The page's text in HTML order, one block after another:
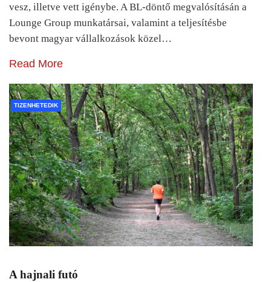
vesz, illetve vett igénybe. A BL-döntő megvalósításán a
Lounge Group munkatársai, valamint a teljesítésbe
bevont magyar vállalkozások közel…
Read More
TIZENHETEDIK
A hajnali futó